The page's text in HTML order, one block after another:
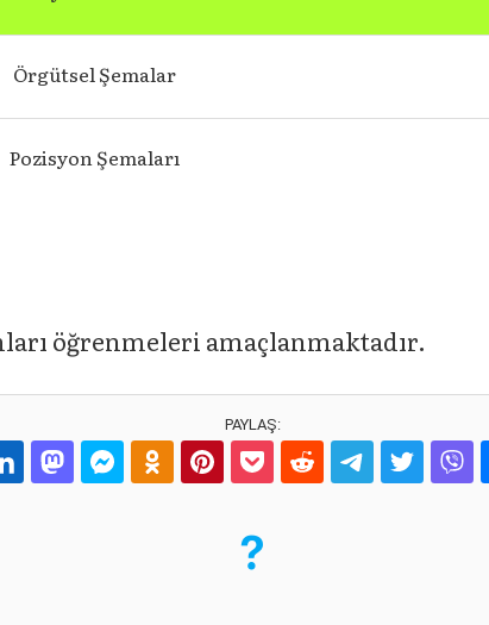
Örgütsel Şemalar
Pozisyon Şemaları
öğrenmeleri amaçlanmaktadır.
PAYLAŞ: